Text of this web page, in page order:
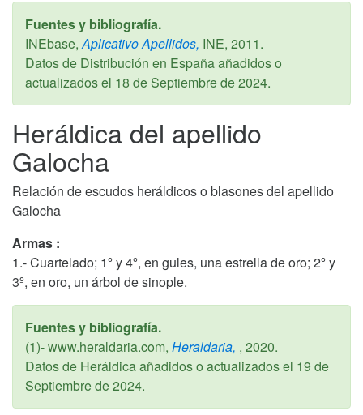
Fuentes y bibliografía.
INEbase,Aplicativo Apellidos, INE, 2011.
Datos de Distribución en España añadidos o
actualizados el 18 de Septiembre de 2024.
Heráldica del apellido
Galocha
Relación de escudos heráldicos o blasones del apellido
Galocha
Armas :
1.- Cuartelado; 1º y 4º, en gules, una estrella de oro; 2º y
3º, en oro, un árbol de sinople.
Fuentes y bibliografía.
(1)- www.heraldaria.com, Heraldaria, , 2020.
Datos de Heráldica añadidos o actualizados el 19 de
Septiembre de 2024.